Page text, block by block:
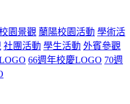
園景觀 蘭陽校園活動 學術活
社團活動 學生活動 外賓參觀
66週年校慶LOGO 70週